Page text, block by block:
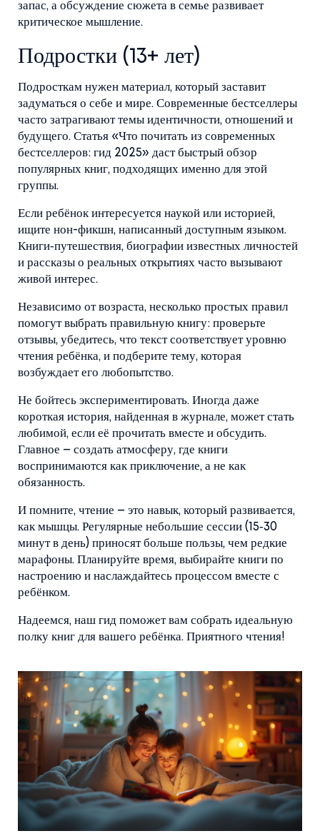
запас, а обсуждение сюжета в семье развивает
критическое мышление.
Подростки (13+ лет)
Подросткам нужен материал, который заставит
задуматься о себе и мире. Современные бестселлеры
часто затрагивают темы идентичности, отношений и
будущего. Статья «Что почитать из современных
бестселлеров: гид 2025» даст быстрый обзор
популярных книг, подходящих именно для этой
группы.
Если ребёнок интересуется наукой или историей,
ищите нон-фикшн, написанный доступным языком.
Книги‑путешествия, биографии известных личностей
и рассказы о реальных открытиях часто вызывают
живой интерес.
Независимо от возраста, несколько простых правил
помогут выбрать правильную книгу: проверьте
отзывы, убедитесь, что текст соответствует уровню
чтения ребёнка, и подберите тему, которая
возбуждает его любопытство.
Не бойтесь экспериментировать. Иногда даже
короткая история, найденная в журнале, может стать
любимой, если её прочитать вместе и обсудить.
Главное – создать атмосферу, где книги
воспринимаются как приключение, а не как
обязанность.
И помните, чтение – это навык, который развивается,
как мышцы. Регулярные небольшие сессии (15‑30
минут в день) приносят больше пользы, чем редкие
марафоны. Планируйте время, выбирайте книги по
настроению и наслаждайтесь процессом вместе с
ребёнком.
Надеемся, наш гид поможет вам собрать идеальную
полку книг для вашего ребёнка. Приятного чтения!